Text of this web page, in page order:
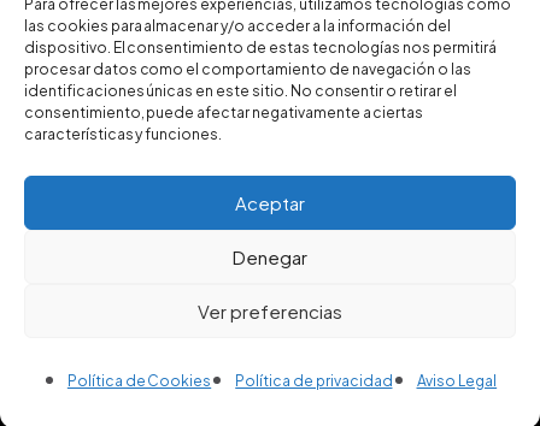
Para ofrecer las mejores experiencias, utilizamos tecnologías como
las cookies para almacenar y/o acceder a la información del
dispositivo. El consentimiento de estas tecnologías nos permitirá
procesar datos como el comportamiento de navegación o las
identificaciones únicas en este sitio. No consentir o retirar el
consentimiento, puede afectar negativamente a ciertas
características y funciones.
Aceptar
Denegar
Ver preferencias
Política de Cookies Política de privacidad Aviso Legal
Política de calidad
Certificado ISO9001
2025 © FUGRUP INSTALACIONES Y REFORMAS, S.L.